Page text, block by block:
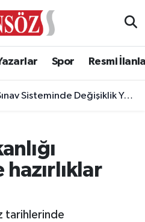
Spor Resmi
Yok, Sorular Yeni Müfredata Uygun Olacak
tarihlerinde
Haritası
ve Fikstür